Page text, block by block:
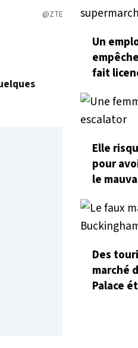
@ZTE
Un
fait
Elle
pour
le
Des
marché
Palace